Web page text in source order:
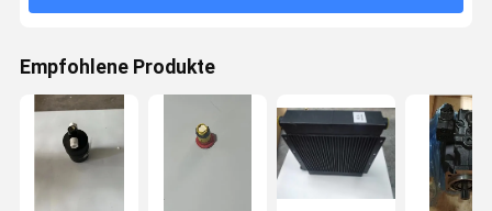
Empfohlene Produkte